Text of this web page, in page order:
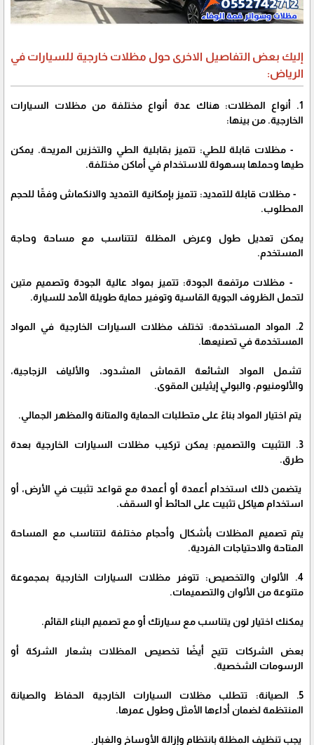
إليك بعض التفاصيل الاخرى حول مظلات خارجية للسيارات في
الرياض:
1. أنواع المظلات: هناك عدة أنواع مختلفة من مظلات السيارات
الخارجية. من بينها:
- مظلات قابلة للطي: تتميز بقابلية الطي والتخزين المريحة. يمكن
طيها وحملها بسهولة للاستخدام في أماكن مختلفة.
- مظلات قابلة للتمديد: تتميز بإمكانية التمديد والانكماش وفقًا للحجم
المطلوب.
يمكن تعديل طول وعرض المظلة لتتناسب مع مساحة وحاجة
المستخدم.
- مظلات مرتفعة الجودة: تتميز بمواد عالية الجودة وتصميم متين
لتحمل الظروف الجوية القاسية وتوفير حماية طويلة الأمد للسيارة.
2. المواد المستخدمة: تختلف مظلات السيارات الخارجية في المواد
المستخدمة في تصنيعها.
تشمل المواد الشائعة القماش المشدود، والألياف الزجاجية،
والألومنيوم، والبولي إيثيلين المقوى.
يتم اختيار المواد بناءً على متطلبات الحماية والمتانة والمظهر الجمالي.
3. التثبيت والتصميم: يمكن تركيب مظلات السيارات الخارجية بعدة
طرق.
يتضمن ذلك استخدام أعمدة أو أعمدة مع قواعد تثبيت في الأرض، أو
استخدام هياكل تثبيت على الحائط أو السقف.
يتم تصميم المظلات بأشكال وأحجام مختلفة لتتناسب مع المساحة
المتاحة والاحتياجات الفردية.
4. الألوان والتخصيص: تتوفر مظلات السيارات الخارجية بمجموعة
متنوعة من الألوان والتصميمات.
يمكنك اختيار لون يتناسب مع سيارتك أو مع تصميم البناء القائم.
بعض الشركات تتيح أيضًا تخصيص المظلات بشعار الشركة أو
الرسومات الشخصية.
5. الصيانة: تتطلب مظلات السيارات الخارجية الحفاظ والصيانة
المنتظمة لضمان أداءها الأمثل وطول عمرها.
يجب تنظيف المظلة بانتظام وإزالة الأوساخ والغبار.